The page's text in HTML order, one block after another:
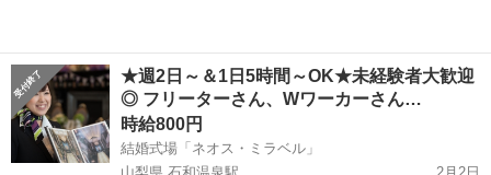
★週2日～＆1日5時間～OK★未経験者大歓迎
◎ フリーターさん、Wワーカーさん…
時給800円
結婚式場「ネオス・ミラベル」